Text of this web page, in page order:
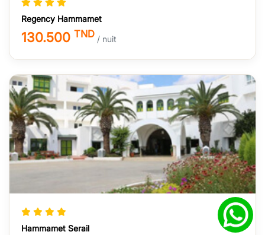
Regency Hammamet
130.500 TND / nuit
Hammamet Serail